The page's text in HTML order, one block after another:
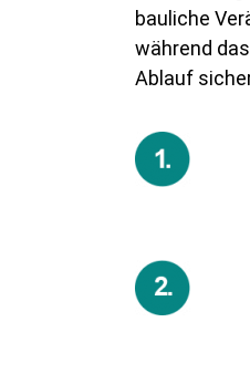
bauliche
während
Ablauf